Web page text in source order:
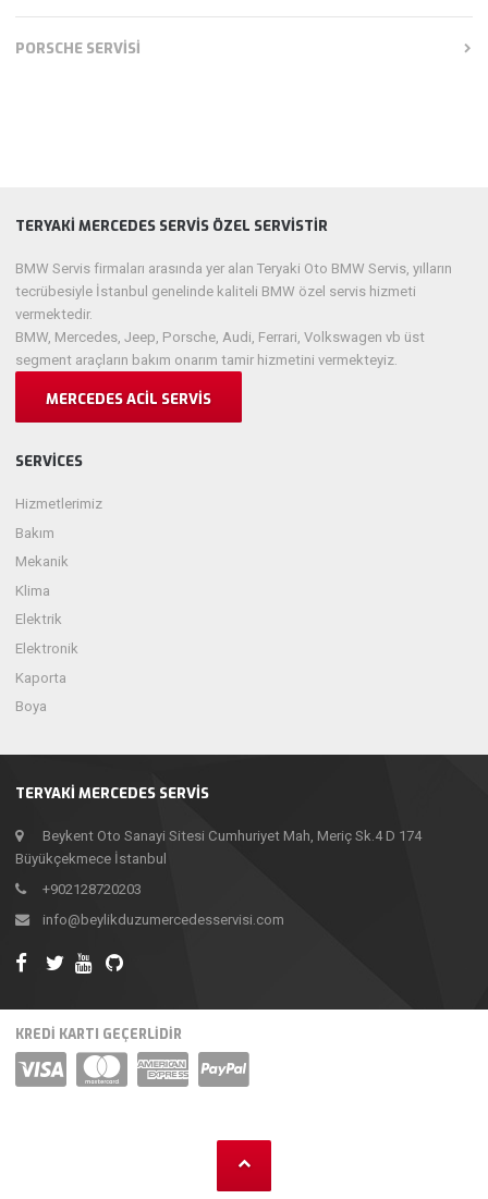
PORSCHE SERVISI
TERYAKI MERCEDES SERVIS
Beykent Oto Sanayi Sitesi Cumhuriyet Mah, Meriç Sk.4 D 174
Büyükçekmece İstanbul
+902128720203
info@beylikduzumercedesservisi.com
TERYAKI MERCEDES SERVIS ÖZEL SERVISTIR
BMW Servis firmaları arasında yer alan Teryaki Oto BMW Servis, yılların
tecrübesiyle İstanbul genelinde kaliteli BMW özel servis hizmeti
vermektedir.
BMW, Mercedes, Jeep, Porsche, Audi, Ferrari, Volkswagen vb üst
segment araçların bakım onarım tamir hizmetini vermekteyiz.
MERCEDES ACIL SERVIS
SERVICES
Hizmetlerimiz
Bakım
Mekanik
Klima
Elektrik
Elektronik
Kaporta
Boya
KREDİ KARTI GEÇERLİDİR